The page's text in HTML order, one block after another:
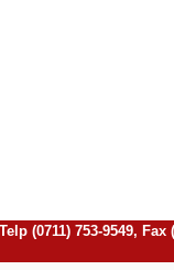
(0711) 753-9549, Fax